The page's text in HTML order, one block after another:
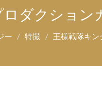
ダクション
ー 特撮 王様戦隊キ